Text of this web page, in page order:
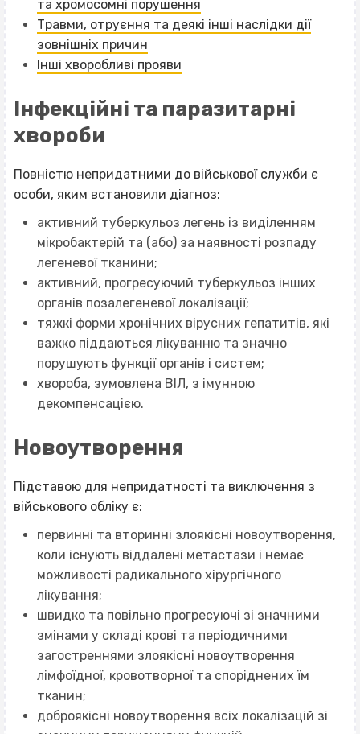
та хромосомні порушення
Травми, отруєння та деякі інші наслідки дії
зовнішніх причин
Інші хворобливі прояви
Інфекційні та паразитарні
хвороби
Повністю непридатними до військової служби є
особи, яким встановили діагноз:
активний туберкульоз легень із виділенням
мікробактерій та (або) за наявності розпаду
легеневої тканини;
активний, прогресуючий туберкульоз інших
органів позалегеневої локалізації;
тяжкі форми хронічних вірусних гепатитів, які
важко піддаються лікуванню та значно
порушують функції органів і систем;
хвороба, зумовлена ВІЛ, з імунною
декомпенсацією.
Новоутворення
Підставою для непридатності та виключення з
військового обліку є:
первинні та вторинні злоякісні новоутворення,
коли існують віддалені метастази і немає
можливості радикального хірургічного
лікування;
швидко та повільно прогресуючі зі значними
змінами у складі крові та періодичними
загостреннями злоякісні новоутворення
лімфоїдної, кровотворної та споріднених їм
тканин;
доброякісні новоутворення всіх локалізацій зі